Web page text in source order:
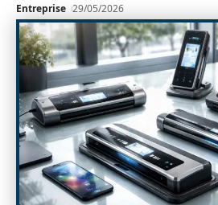
Entreprise 29/05/2026